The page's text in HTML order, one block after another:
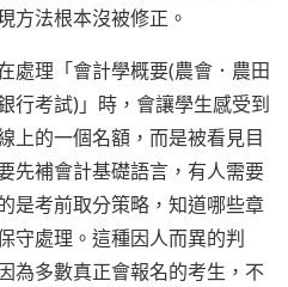
方法根本沒被修正。
處理「會計學概要(農會．農田
行考試)」時，會讓學生感受到
上的一個名額，而是被看見目
先補會計基礎語言，有人需要
是考前取分策略，知道哪些章
守處理。這種因人而異的判
為多數真正會報名的考生，不